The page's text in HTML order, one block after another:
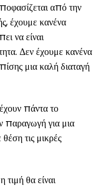
από την
έχουμε κανένα
να είναι
Δεν έχουμε κανένα
μια καλή διαταγή
πάντα το
παραγωγή για μια
τις μικρές
τιμή θα είναι